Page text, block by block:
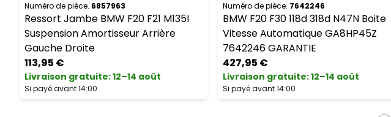
Numéro de pièce. 6857963
Ressort Jambe BMW F20 F21 M135I
Suspension Amortisseur Arrière
Gauche Droite
113,95 €
Livraison gratuite:12–14 août
Si payé avant 14:00
Numéro de pièce. 7642246
BMW F20 F30 118d 318d N47N Boite
Vitesse Automatique GA8HP45Z
7642246 GARANTIE
427,95 €
Livraison gratuite:12–14 août
Si payé avant 14:00